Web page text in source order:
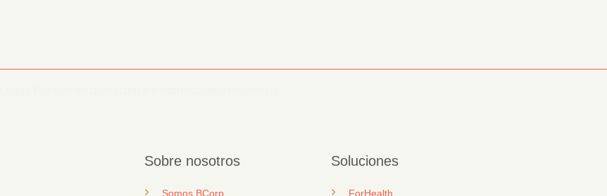
Sobre nosotros
Somos BCorp
Soluciones
ForHealth